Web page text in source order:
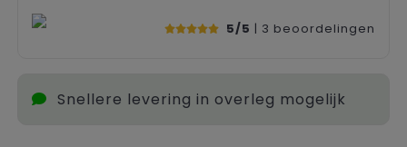
5/5 | 3 beoordelingen
Snellere levering in overleg mogelijk